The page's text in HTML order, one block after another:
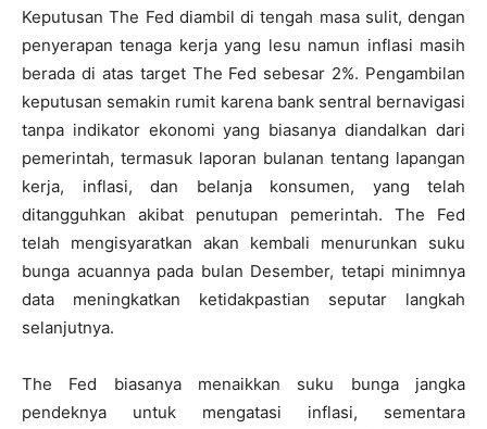
Keputusan The Fed diambil di tengah masa sulit, dengan
penyerapan tenaga kerja yang lesu namun inflasi masih
berada di atas target The Fed sebesar 2%. Pengambilan
keputusan semakin rumit karena bank sentral bernavigasi
tanpa indikator ekonomi yang biasanya diandalkan dari
pemerintah, termasuk laporan bulanan tentang lapangan
kerja, inflasi, dan belanja konsumen, yang telah
ditangguhkan akibat penutupan pemerintah. The Fed
telah mengisyaratkan akan kembali menurunkan suku
bunga acuannya pada bulan Desember, tetapi minimnya
data meningkatkan ketidakpastian seputar langkah
selanjutnya.
The Fed biasanya menaikkan suku bunga jangka
pendeknya untuk mengatasi inflasi, sementara